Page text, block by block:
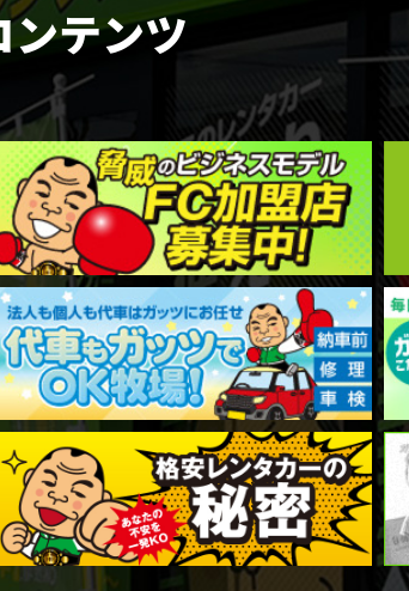
テンツ